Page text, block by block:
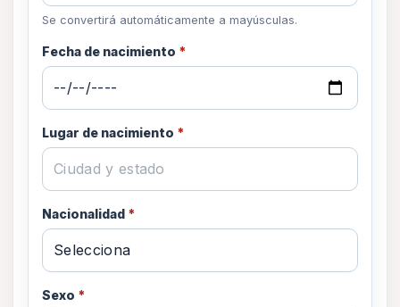
Se convertirá automáticamente a mayúsculas.
Fecha de nacimiento *
Lugar de nacimiento *
Nacionalidad *
Sexo *